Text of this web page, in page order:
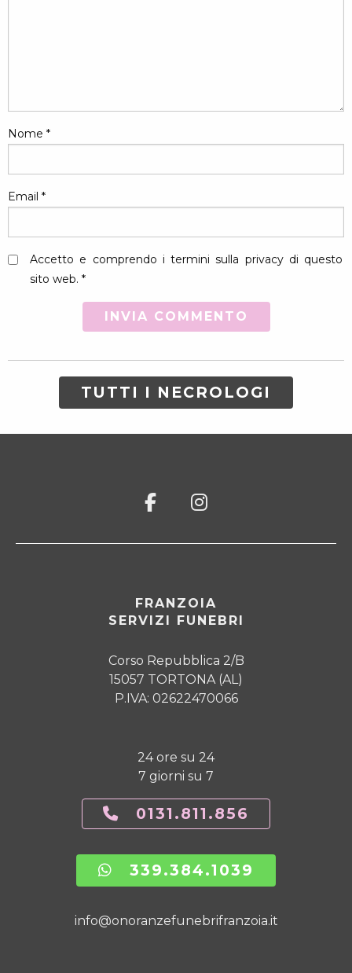
Nome *
Email *
Accetto e comprendo i termini sulla privacy di questo
sito web. *
TUTTI I NECROLOGI
FRANZOIA
SERVIZI FUNEBRI
Corso Repubblica 2/B
15057 TORTONA (AL)
P.IVA: 02622470066
24 ore su 24
7 giorni su 7
0131.811.856
339.384.1039
info@onoranzefunebrifranzoia.it